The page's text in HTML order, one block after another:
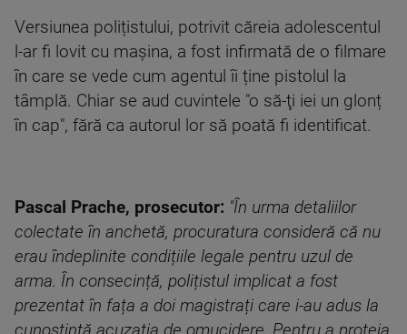
Versiunea polițistului, potrivit căreia adolescentul
l-ar fi lovit cu maşina, a fost infirmată de o filmare
în care se vede cum agentul îi ține pistolul la
tâmplă. Chiar se aud cuvintele "o să-ţi iei un glonț
în cap", fără ca autorul lor să poată fi identificat.
Pascal Prache, prosecutor: "În urma detaliilor
colectate în anchetă, procuratura consideră că nu
erau îndeplinite condițiile legale pentru uzul de
arma. În consecință, polițistul implicat a fost
prezentat în fața a doi magistrați care i-au adus la